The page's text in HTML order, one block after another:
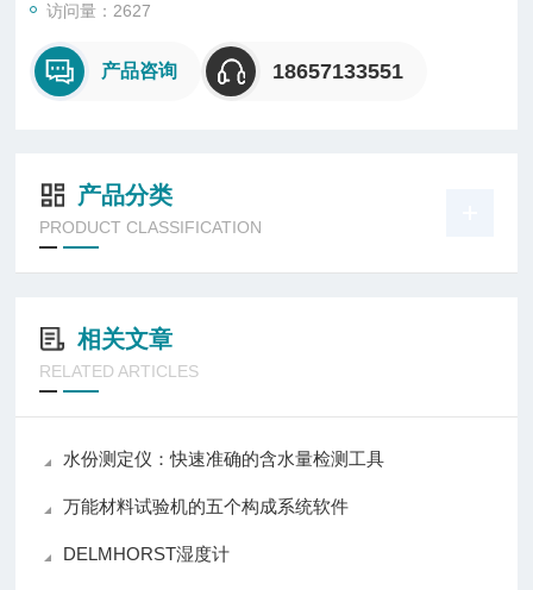
访问量：2627
产品咨询 18657133551
产品分类
PRODUCT CLASSIFICATION
相关文章
RELATED ARTICLES
水份测定仪：快速准确的含水量检测工具
万能材料试验机的五个构成系统软件
DELMHORST湿度计